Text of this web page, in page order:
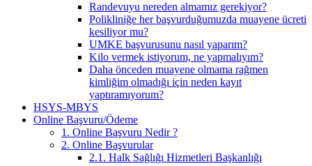
Randevuyu nereden almamız gerekiyor?
Polikliniğe her başvurduğumuzda muayene ücreti
kesiliyor mu?
UMKE başvurusunu nasıl yaparım?
Kilo vermek istiyorum, ne yapmalıyım?
Daha önceden muayene olmama rağmen
kimliğim olmadığı için neden kayıt
yaptıramıyorum?
HSYS-MBYS
Online Başvuru/Ödeme
1. Online Başvuru Nedir ?
2. Online Başvurular
2.1. Halk Sağlığı Hizmetleri Başkanlığı